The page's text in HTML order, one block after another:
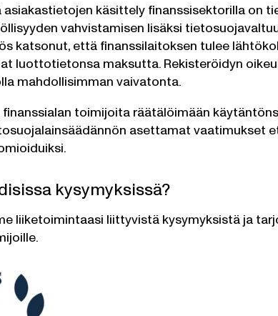
käsittely finanssisektorilla on
vahvistamisen lisäksi
katsonut, että finanssilaitoksen tulee
luottotietonsa maksutta. Rekisteröidyn
mahdollisimman vaivatonta.
toimijoita räätälöimään
asettamat vaatimukset
kysymyksissä?
liiketoimintaasi liittyvistä kysymyksistä ja